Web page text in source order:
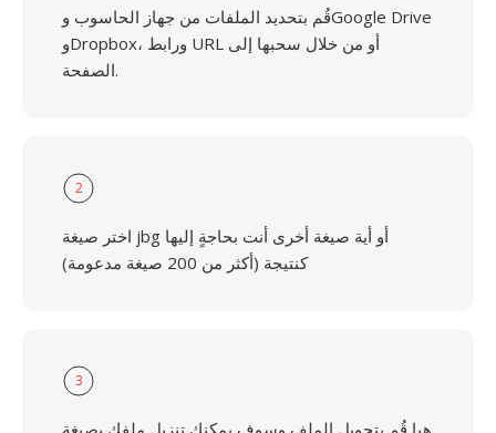
قُم بتحديد الملفات من جهاز الحاسوب وGoogle Drive
وDropbox، ورابط URL أو من خلال سحبها إلى
الصفحة.
2
اختر صيغة jbg أو أية صيغة أخرى أنت بحاجةٍ إليها
كنتيجة (أكثر من 200 صيغة مدعومة)
3
هيا قُم بتحويل الملف وسوف يمكنك تنزيل ملفك بصيغة